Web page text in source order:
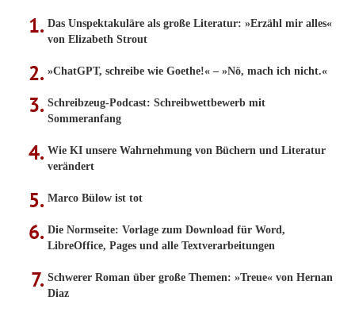
Das Unspektakuläre als große Literatur: »Erzähl mir alles«
von Elizabeth Strout
»ChatGPT, schreibe wie Goethe!« – »Nö, mach ich nicht.«
Schreibzeug-Podcast: Schreibwettbewerb mit
Sommeranfang
Wie KI unsere Wahrnehmung von Büchern und Literatur
verändert
Marco Bülow ist tot
Die Normseite: Vorlage zum Download für Word,
LibreOffice, Pages und alle Textverarbeitungen
Schwerer Roman über große Themen: »Treue« von Hernan
Diaz